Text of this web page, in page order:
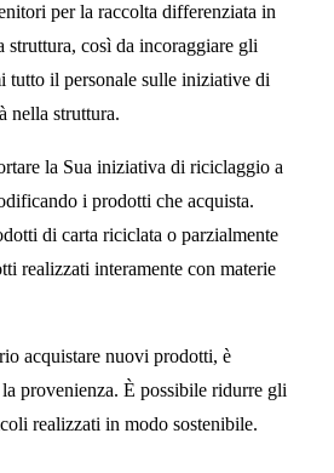
per la raccolta differenziata in
struttura, così da incoraggiare gli
tutto il personale sulle iniziative di
nella struttura.
la Sua iniziativa di riciclaggio a
i prodotti che acquista.
di carta riciclata o parzialmente
realizzati interamente con materie
acquistare nuovi prodotti, è
provenienza. È possibile ridurre gli
realizzati in modo sostenibile.